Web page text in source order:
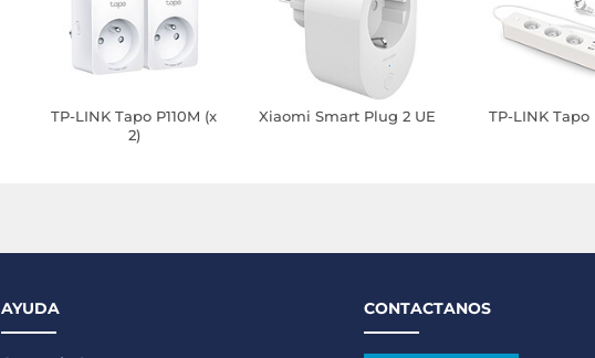
TP-LINK Tapo P110M (x
2)
Xiaomi Smart Plug 2 UE TP-LINK Tapo
AYUDA CONTACTANOS